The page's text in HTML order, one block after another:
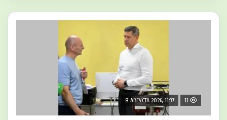
8 АВГУСТА 2026, 11:37 11